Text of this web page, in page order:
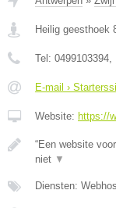
Heilig geesthoek
Tel: 0499103394
E-mail ›
Website: https://
“Een website
niet ▼
Diensten: